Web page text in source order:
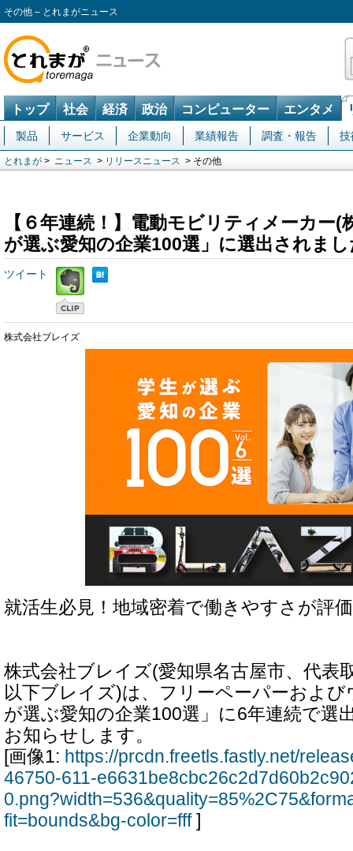
その他 – とれまがニュース
トップ 社会 経済 政治 コンピューター エンタメ
製品 サービス 企業動向 業績報告 調査・報告 技
とれまが > ニュース > リリースニュース > その他
【６年連続！】電動モビリティメーカー
が選ぶ愛知の企業100選」に選出されま
ツイート
株式会社ブレイズ
就活生必見！地域密着で働きやすさが評
株式会社ブレイズ(愛知県名古屋市、代表
以下ブレイズ)は、フリーペーパーおよ
が選ぶ愛知の企業100選」に6年連続で選
お知らせします。
[画像1: https://prcdn.freetls.fastly.net/
46750-611-
fit=bounds&bg-color=fff]